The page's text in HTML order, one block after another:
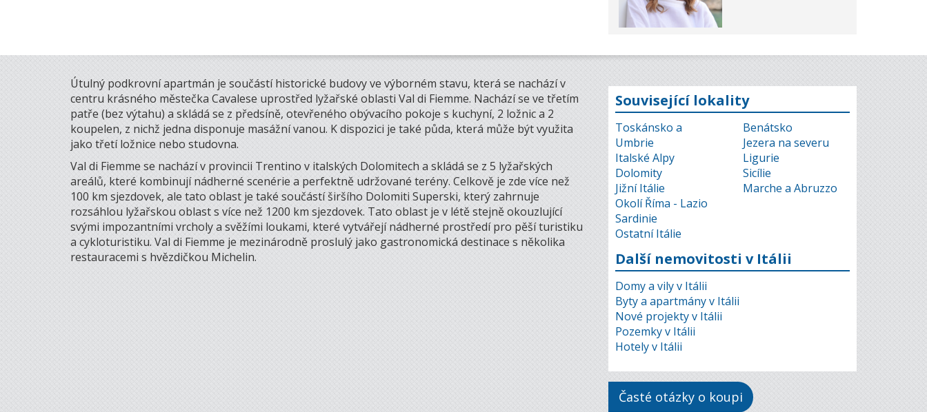
Útulný podkrovní apartmán je součástí historické budovy ve výborném stavu, která se nachází v
centru krásného městečka Cavalese uprostřed lyžařské oblasti Val di Fiemme. Nachází se ve třetím
patře (bez výtahu) a skládá se z předsíně, otevřeného obývacího pokoje s kuchyní, 2 ložnic a 2
koupelen, z nichž jedna disponuje masážní vanou. K dispozici je také půda, která může být využita
jako třetí ložnice nebo studovna.
Val di Fiemme se nachází v provincii Trentino v italských Dolomitech a skládá se z 5 lyžařských
areálů, které kombinují nádherné scenérie a perfektně udržované terény. Celkově je zde více než
100 km sjezdovek, ale tato oblast je také součástí širšího Dolomiti Superski, který zahrnuje
rozsáhlou lyžařskou oblast s více než 1200 km sjezdovek. Tato oblast je v létě stejně okouzlující
svými impozantními vrcholy a svěžími loukami, které vytvářejí nádherné prostředí pro pěší turistiku
a cykloturistiku. Val di Fiemme je mezinárodně proslulý jako gastronomická destinace s několika
restauracemi s hvězdičkou Michelin.
Související lokality
Toskánsko a
Umbrie
Italské Alpy
Dolomity
Jižní Itálie
Okolí Říma - Lazio
Sardinie
Ostatní Itálie
Benátsko
Jezera na severu
Ligurie
Sicílie
Marche a Abruzzo
Další nemovitosti v Itálii
Domy a vily v Itálii
Byty a apartmány v Itálii
Nové projekty v Itálii
Pozemky v Itálii
Hotely v Itálii
Časté otázky o koupi